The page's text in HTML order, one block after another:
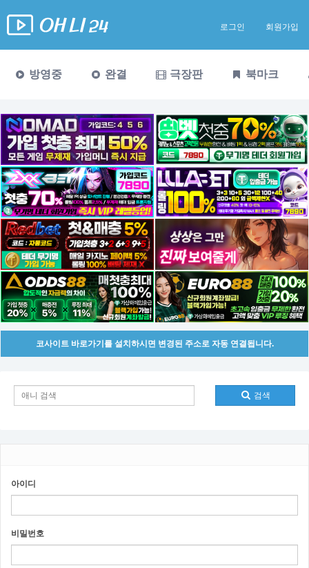
로그인 회원가입
방영중 완결 극장판 북마크
코사이트 바로가기를 설치하시면 변경된 주소로 자동 연결됩니다.
검색
아이디
비밀번호